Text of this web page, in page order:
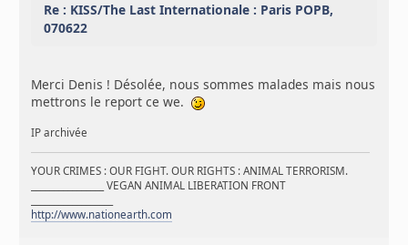
Re : KISS/The Last Internationale : Paris POPB,
070622
Merci Denis ! Désolée, nous sommes malades mais nous
mettrons le report ce we.
IP archivée
YOUR CRIMES : OUR FIGHT. OUR RIGHTS : ANIMAL TERRORISM.
________________ VEGAN ANIMAL LIBERATION FRONT
http://www.nationearth.com